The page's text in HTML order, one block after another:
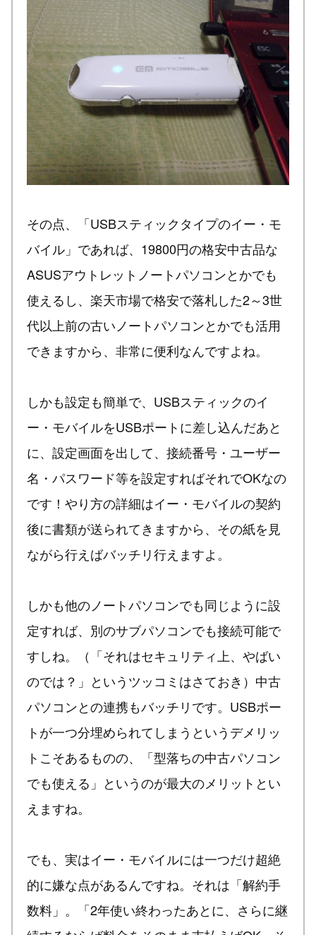
その点、「USBスティックタイプのイー・モ
バイル」であれば、19800円の格安中古品な
ASUSアウトレットノートパソコンとかでも
使えるし、楽天市場で格安で落札した2～3世
代以上前の古いノートパソコンとかでも活用
できますから、非常に便利なんですよね。
しかも設定も簡単で、USBスティックのイ
ー・モバイルをUSBポートに差し込んだあと
に、設定画面を出して、接続番号・ユーザー
名・パスワード等を設定すればそれでOKなの
です！やり方の詳細はイー・モバイルの契約
後に書類が送られてきますから、その紙を見
ながら行えばバッチリ行えますよ。
しかも他のノートパソコンでも同じように設
定すれば、別のサブパソコンでも接続可能で
すしね。（「それはセキュリティ上、やばい
のでは？」というツッコミはさておき）中古
パソコンとの連携もバッチリです。USBポー
トが一つ分埋められてしまうというデメリッ
トこそあるものの、「型落ちの中古パソコン
でも使える」というのが最大のメリットとい
えますね。
でも、実はイー・モバイルには一つだけ超絶
的に嫌な点があるんですね。それは「解約手
数料」。「2年使い終わったあとに、さらに継